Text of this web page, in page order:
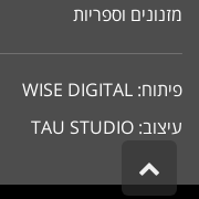
מזנונים וספריות
פיתוח: WISE DIGITAL
עיצוב: TAU STUDIO
לראש